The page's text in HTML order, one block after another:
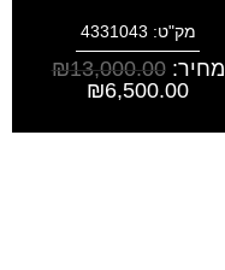
מק"ט: 4331043
מחיר: ₪13,000.00
₪6,500.00